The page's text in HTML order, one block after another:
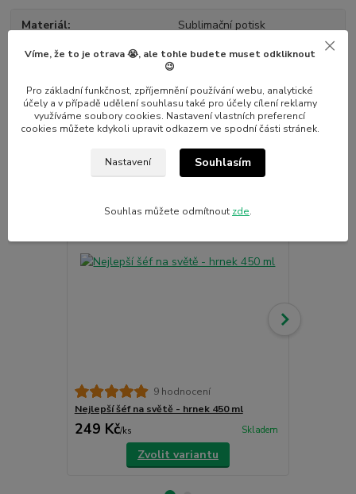
Materiál Sublimační potisk
Související zboží 2
9 hodnocení
Nejlepší šéf na světě - hrnek 450 ml
249 Kč/ks Skladem
Zvolit variantu
Víme, že to je otrava 😭, ale tohle budete muset odkliknout
😉
Pro základní funkčnost, zpříjemnění používání webu, analytické
účely a v případě udělení souhlasu také pro účely cílení reklamy
využíváme soubory cookies. Nastavení vlastních preferencí
cookies můžete kdykoli upravit odkazem ve spodní části stránek.
Nastavení Souhlasím
Souhlas můžete odmítnout zde.